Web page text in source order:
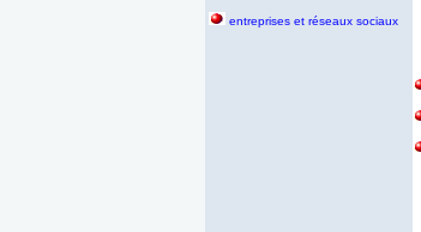
entreprises et réseaux sociaux